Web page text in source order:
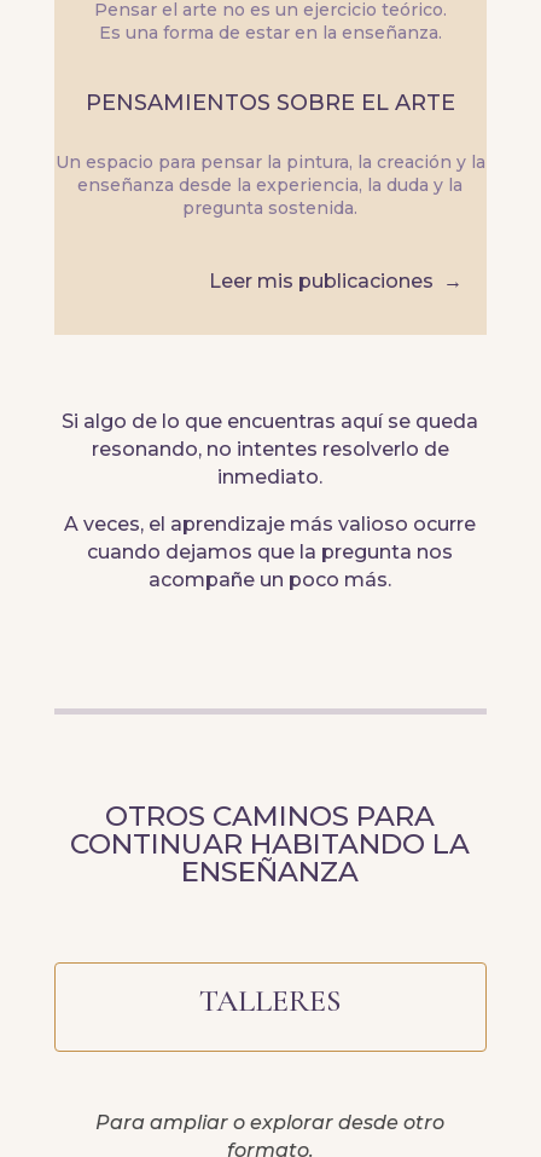
Pensar el arte no es un ejercicio teórico.
Es una forma de estar en la enseñanza.
PENSAMIENTOS SOBRE EL ARTE
Un espacio para pensar la pintura, la creación y la
enseñanza desde la experiencia, la duda y la
pregunta sostenida.
Leer mis publicaciones →
Si algo de lo que encuentras aquí se queda
resonando, no intentes resolverlo de
inmediato.
A veces, el aprendizaje más valioso ocurre
cuando dejamos que la pregunta nos
acompañe un poco más.
OTROS CAMINOS PARA
CONTINUAR HABITANDO LA
ENSEÑANZA
TALLERES
Para ampliar o explorar desde otro
formato.